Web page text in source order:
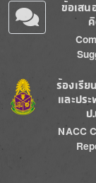
ข้อเสน
Image
ร้องเรีย
และปร
ป
NACC